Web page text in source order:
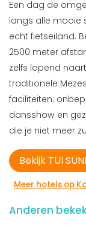
Een dag de
langs alle mooie
echt fietseiland.
2500 meter
zelfs lopend
traditionele
faciliteiten:
dansshow en
die je niet meer
Bekijk TUI
Meer hotels op
Anderen